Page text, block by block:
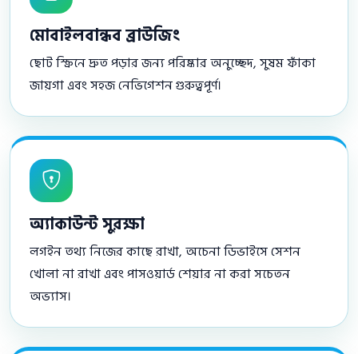
মোবাইলবান্ধব ব্রাউজিং
ছোট স্ক্রিনে দ্রুত পড়ার জন্য পরিষ্কার অনুচ্ছেদ, সুষম ফাঁকা
জায়গা এবং সহজ নেভিগেশন গুরুত্বপূর্ণ।
অ্যাকাউন্ট সুরক্ষা
লগইন তথ্য নিজের কাছে রাখা, অচেনা ডিভাইসে সেশন
খোলা না রাখা এবং পাসওয়ার্ড শেয়ার না করা সচেতন
অভ্যাস।